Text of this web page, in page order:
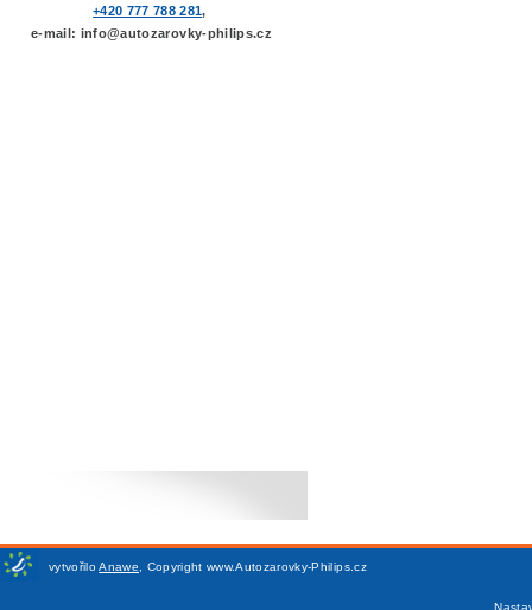
+420 777 788 281,
e-mail: info@autozarovky-philips.cz
vytvořiloAnawe Copyright www.Autozarovky-Philips.cz